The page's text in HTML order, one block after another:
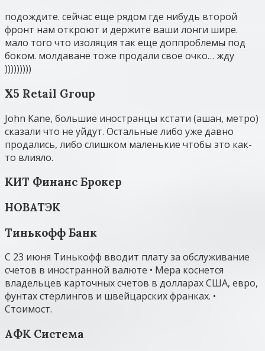
подождите. сейчас еще рядом где нибудь второй
фронт нам откроют и держите ваши лонги шире.
мало того что изоляция так еще доппроблемы под
боком. молдаване тоже продали свое очко… жду
)))))))))
X5 Retail Group
John Kane, большие иностранцы кстати (ашан, метро)
сказали что не уйдут. Остальные либо уже давно
продались, либо слишком маленькие чтобы это как-
то влияло.
КИТ Финанс Брокер
НОВАТЭК
Тинькофф Банк
С 23 июня Тинькофф вводит плату за обслуживание
счетов в иностранной валюте • Мера коснется
владельцев карточных счетов в долларах США, евро,
фунтах стерлингов и швейцарских франках. •
Стоимост.
АФК Система